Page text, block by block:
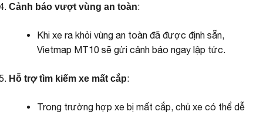
Cảnh báo vượt vùng an toàn:
Khi xe ra khỏi vùng an toàn đã được định sẵn,
Vietmap MT10 sẽ gửi cảnh báo ngay lập tức.
Hỗ trợ tìm kiếm xe mất cắp:
Trong trường hợp xe bị mất cắp, chủ xe có thể dễ